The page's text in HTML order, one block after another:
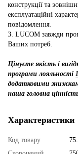
конструкції та
експлуатаційні
повідомлення.
3. LUCOM завжди
Ваших потреб.
Цінуєте якість і
програми лояльності
додатковими
наша головна
Характеристики
Код товару